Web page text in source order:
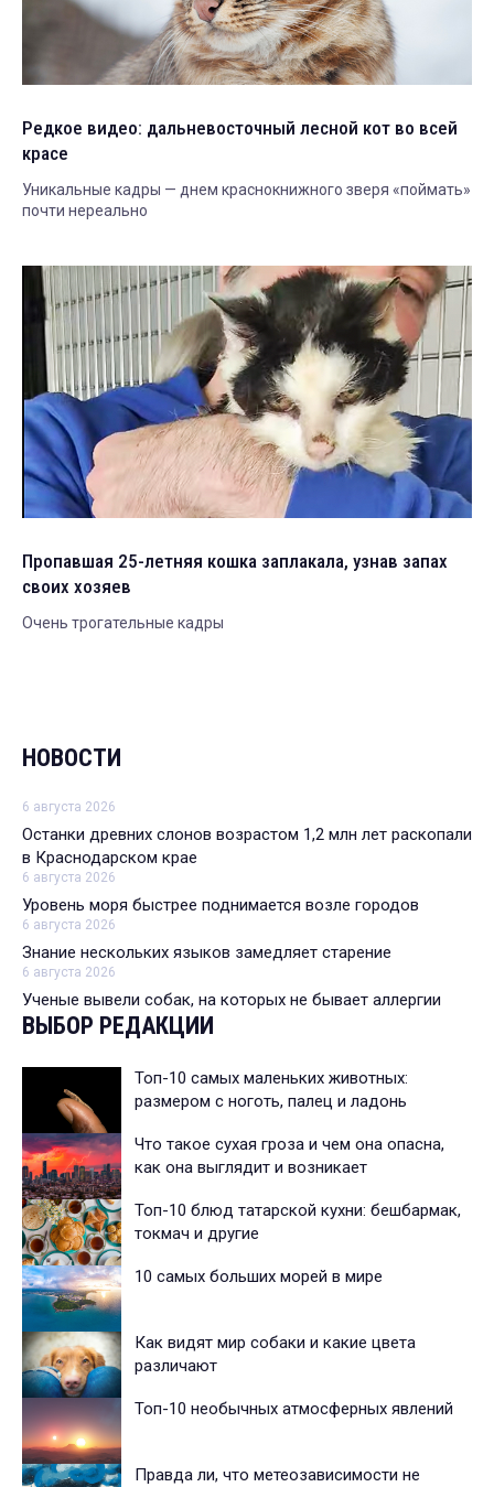
Редкое видео: дальневосточный лесной кот во всей
красе
Уникальные кадры — днем краснокнижного зверя «поймать»
почти нереально
Пропавшая 25-летняя кошка заплакала, узнав запах
своих хозяев
Очень трогательные кадры
НОВОСТИ
6 августа 2026
Останки древних слонов возрастом 1,2 млн лет раскопали
в Краснодарском крае
6 августа 2026
Уровень моря быстрее поднимается возле городов
6 августа 2026
Знание нескольких языков замедляет старение
6 августа 2026
Ученые вывели собак, на которых не бывает аллергии
ВЫБОР РЕДАКЦИИ
Топ-10 самых маленьких животных:
размером с ноготь, палец и ладонь
Что такое сухая гроза и чем она опасна,
как она выглядит и возникает
Топ-10 блюд татарской кухни: бешбармак,
токмач и другие
10 самых больших морей в мире
Как видят мир собаки и какие цвета
различают
Топ-10 необычных атмосферных явлений
Правда ли, что метеозависимости не